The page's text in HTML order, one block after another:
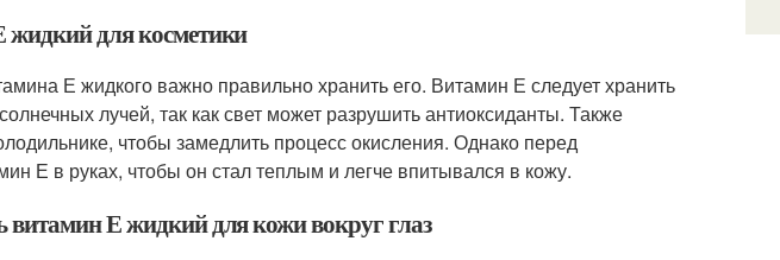
для косметики
Е жидкого важно правильно хранить его. Витамин Е следует хранить
лучей, так как свет может разрушить антиоксиданты. Также
чтобы замедлить процесс окисления. Однако перед
Е в руках, чтобы он стал теплым и легче впитывался в кожу.
Е жидкий для кожи вокруг глаз